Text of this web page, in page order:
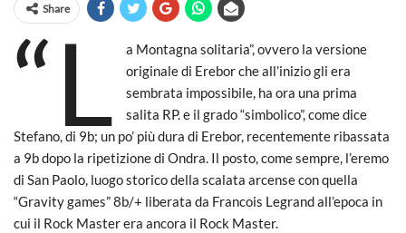
Share
“L
a Montagna solitaria”, ovvero la versione
originale di Erebor che all’inizio gli era
sembrata impossibile, ha ora una prima
salita RP. e il grado “simbolico”, come dice
Stefano, di 9b; un po’ più dura di Erebor, recentemente ribassata
a 9b dopo la ripetizione di Ondra. Il posto, come sempre, l’eremo
di San Paolo, luogo storico della scalata arcense con quella
“Gravity games” 8b/+ liberata da Francois Legrand all’epoca in
cui il Rock Master era ancora il Rock Master.